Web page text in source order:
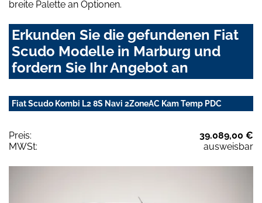
breite Palette an Optionen.
Erkunden Sie die gefundenen Fiat
Scudo Modelle in Marburg und
fordern Sie Ihr Angebot an
Fiat Scudo Kombi L2 8S Navi 2ZoneAC Kam Temp PDC
Preis:
39.089,00 €
MWSt:
ausweisbar